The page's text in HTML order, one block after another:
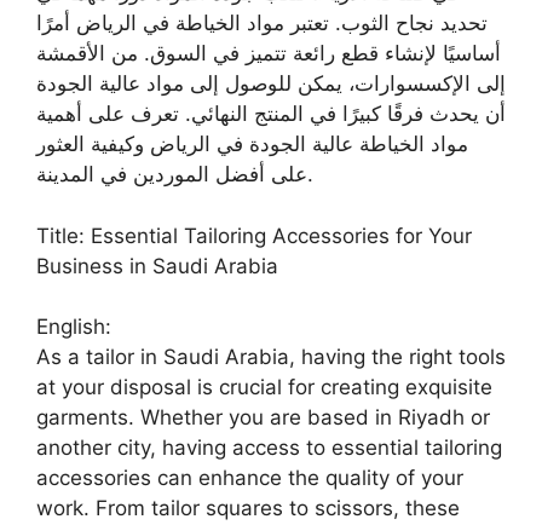
تحديد نجاح الثوب. تعتبر مواد الخياطة في الرياض أمرًا
أساسيًا لإنشاء قطع رائعة تتميز في السوق. من الأقمشة
إلى الإكسسوارات، يمكن للوصول إلى مواد عالية الجودة
أن يحدث فرقًا كبيرًا في المنتج النهائي. تعرف على أهمية
مواد الخياطة عالية الجودة في الرياض وكيفية العثور
على أفضل الموردين في المدينة.
Title: Essential Tailoring Accessories for Your
Business in Saudi Arabia
English:
As a tailor in Saudi Arabia, having the right tools
at your disposal is crucial for creating exquisite
garments. Whether you are based in Riyadh or
another city, having access to essential tailoring
accessories can enhance the quality of your
work. From tailor squares to scissors, these